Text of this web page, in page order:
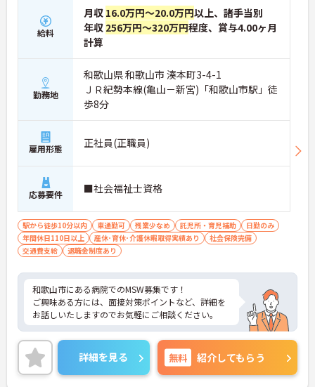
給料
月収 16.0万円～20.0万円以上、諸手当別
年収 256万円～320万円程度、賞与4.00ヶ月
計算
勤務地
和歌山県 和歌山市 湊本町3-4-1
ＪＲ紀勢本線(亀山－新宮)「和歌山市駅」徒
歩8分
雇用形態 正社員(正職員)
応募要件 ■社会福祉士資格
駅から徒歩10分以内 車通勤可 残業少なめ 託児所・育児補助
日勤のみ
年間休日110日以上
産休･育休･介護休暇取得実績あり
社会保険完備
交通費支給
退職金制度あり
和歌山市にある病院でのMSW募集です！
ご興味ある方には、面接対策ポイントなど、詳細を
お話しいたしますのでお気軽にご相談ください。
詳細を見る 無料 紹介してもらう